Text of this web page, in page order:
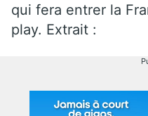
qui fera entrer la
play. Extrait :